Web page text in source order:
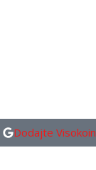
Dodajte